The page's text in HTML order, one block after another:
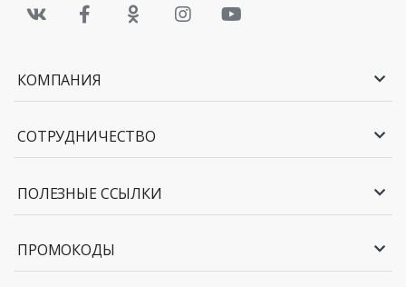
КОМПАНИЯ
СОТРУДНИЧЕСТВО
ПОЛЕЗНЫЕ ССЫЛКИ
ПРОМОКОДЫ